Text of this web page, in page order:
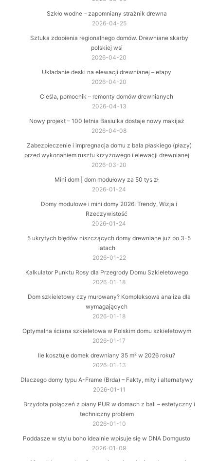
Szkło wodne – zapomniany strażnik drewna
2026-04-25
Sztuka zdobienia regionalnego domów. Drewniane skarby
polskiej wsi
2026-04-20
Układanie deski na elewacji drewnianej – etapy
2026-04-20
Cieśla, pomocnik – remonty domów drewnianych
2026-04-13
Nowy projekt – 100 letnia Basiulka dostaje nowy makijaż
2026-04-08
Zabezpieczenie i impregnacja domu z bala płaskiego (płazy)
przed wykonaniem rusztu krzyżowego i elewacji drewnianej
2026-03-20
Mini dom | dom modułowy za 50 tys zł
2026-01-24
Domy modułowe i mini domy 2026: Trendy, Wizja i
Rzeczywistość
2026-01-24
5 ukrytych błędów niszczących domy drewniane już po 3-5
latach
2026-01-22
Kalkulator Punktu Rosy dla Przegrody Domu Szkieletowego
2026-01-18
Dom szkieletowy czy murowany? Kompleksowa analiza dla
wymagających
2026-01-18
Optymalna ściana szkieletowa w Polskim domu szkieletowym
2026-01-17
Ile kosztuje domek drewniany 35 m² w 2026 roku?
2026-01-13
Dlaczego domy typu A-Frame (Brda) – Fakty, mity i alternatywy
2026-01-11
Brzydota połączeń z piany PUR w domach z bali – estetyczny i
techniczny problem
2026-01-10
Poddasze w stylu boho idealnie wpisuje się w DNA Domgusto
2026-01-09